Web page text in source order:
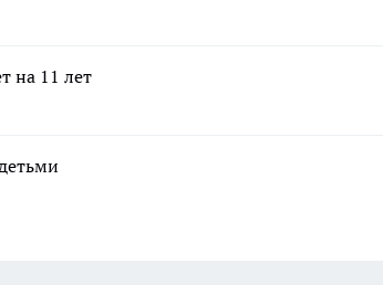
на 11 лет